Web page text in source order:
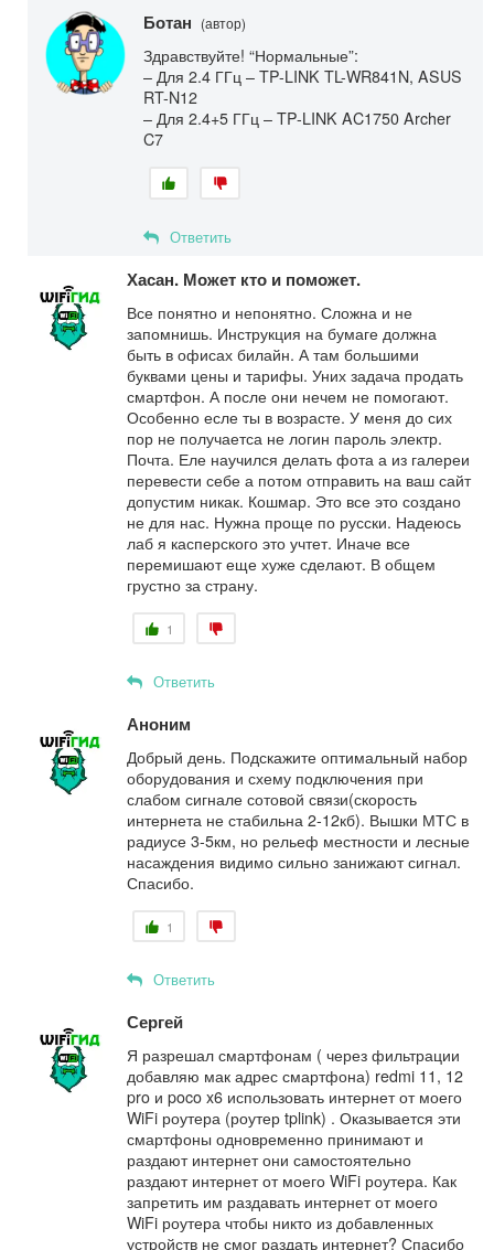
Ботан (автор)
Здравствуйте! “Нормальные”:
– Для 2.4 ГГц – TP-LINK TL-WR841N, ASUS
RT-N12
– Для 2.4+5 ГГц – TP-LINK AC1750 Archer
C7
Ответить
Хасан. Может кто и поможет.
Все понятно и непонятно. Сложна и не
запомнишь. Инструкция на бумаге должна
быть в офисах билайн. А там большими
буквами цены и тарифы. Уних задача продать
смартфон. А после они нечем не помогают.
Особенно есле ты в возрасте. У меня до сих
пор не получаетса не логин пароль электр.
Почта. Еле научился делать фота а из галереи
перевести себе а потом отправить на ваш сайт
допустим никак. Кошмар. Это все это создано
не для нас. Нужна проще по русски. Надеюсь
лаб я касперского это учтет. Иначе все
перемишают еще хуже сделают. В общем
грустно за страну.
1
Ответить
Аноним
Добрый день. Подскажите оптимальный набор
оборудования и схему подключения при
слабом сигнале сотовой связи(скорость
интернета не стабильна 2-12кб). Вышки МТС в
радиусе 3-5км, но рельеф местности и лесные
насаждения видимо сильно занижают сигнал.
Спасибо.
1
Ответить
Сергей
Я разрешал смартфонам ( через фильтрации
добавляю мак адрес смартфона) redmi 11, 12
pro и poco x6 использовать интернет от моего
WiFi роутера (роутер tplink) . Оказывается эти
смартфоны одновременно принимают и
раздают интернет они самостоятельно
раздают интернет от моего WiFi роутера. Как
запретить им раздавать интернет от моего
WiFi роутера чтобы никто из добавленных
устройств не смог раздать интернет? Спасибо